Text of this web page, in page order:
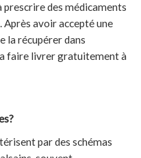
prescrire des médicaments
avoir accepté une
la récupérer dans
faire livrer gratuitement à
par des schémas